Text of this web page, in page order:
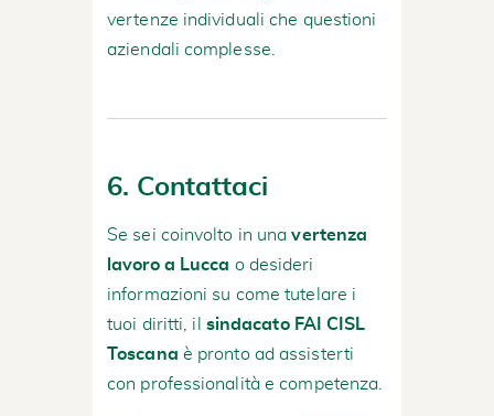
vertenze individuali che questioni
aziendali complesse.
6. Contattaci
Se sei coinvolto in unavertenza
lavoro a Lucca o desideri
informazioni su come tutelare i
tuoi diritti, il sindacato FAI CISL
Toscana è pronto ad assisterti
con professionalità e competenza.